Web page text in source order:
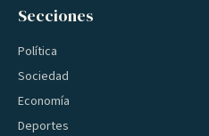
Secciones
Política
Sociedad
Economía
Deportes